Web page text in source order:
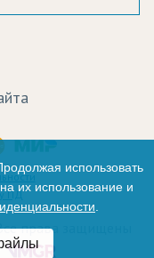
ПД
права защищены
использовать
их использование и